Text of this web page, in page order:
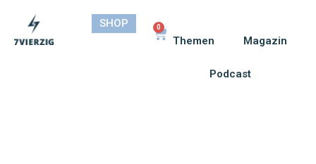
SHOP 0
Themen Magazin
Podcast